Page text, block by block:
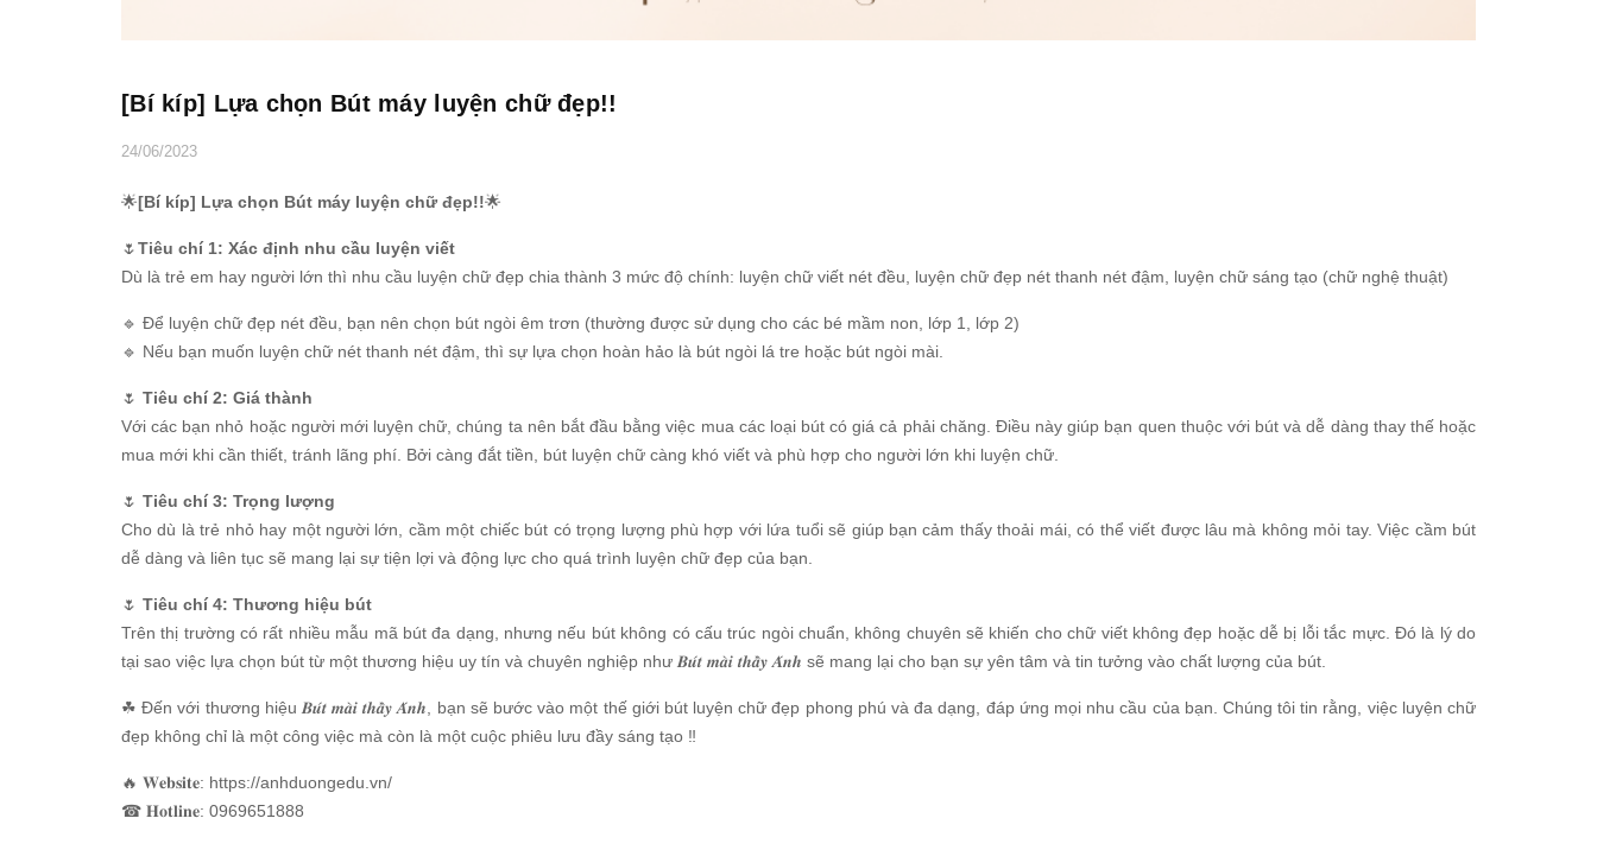
[Bí kíp] Lựa chọn Bút máy luyện chữ đẹp!!
24/06/2023
🌟[Bí kíp] Lựa chọn Bút máy luyện chữ đẹp!!🌟
🌷Tiêu chí 1: Xác định nhu cầu luyện viết
Dù là trẻ em hay người lớn thì nhu cầu luyện chữ đẹp chia thành 3 mức độ chính: luyện chữ viết nét đều, luyện chữ đẹp nét thanh nét đậm, luyện chữ sáng tạo (chữ nghệ thuật)
🔹 Để luyện chữ đẹp nét đều, bạn nên chọn bút ngòi êm trơn (thường được sử dụng cho các bé mầm non, lớp 1, lớp 2)
🔹 Nếu bạn muốn luyện chữ nét thanh nét đậm, thì sự lựa chọn hoàn hảo là bút ngòi lá tre hoặc bút ngòi mài.
🌷 Tiêu chí 2: Giá thành
Với các bạn nhỏ hoặc người mới luyện chữ, chúng ta nên bắt đầu bằng việc mua các loại bút có giá cả phải chăng. Điều này giúp bạn quen thuộc với bút và dễ dàng thay thế hoặc
mua mới khi cần thiết, tránh lãng phí. Bởi càng đắt tiền, bút luyện chữ càng khó viết và phù hợp cho người lớn khi luyện chữ.
🌷 Tiêu chí 3: Trọng lượng
Cho dù là trẻ nhỏ hay một người lớn, cầm một chiếc bút có trọng lượng phù hợp với lứa tuổi sẽ giúp bạn cảm thấy thoải mái, có thể viết được lâu mà không mỏi tay. Việc cầm bút
dễ dàng và liên tục sẽ mang lại sự tiện lợi và động lực cho quá trình luyện chữ đẹp của bạn.
🌷 Tiêu chí 4: Thương hiệu bút
Trên thị trường có rất nhiều mẫu mã bút đa dạng, nhưng nếu bút không có cấu trúc ngòi chuẩn, không chuyên sẽ khiến cho chữ viết không đẹp hoặc dễ bị lỗi tắc mực. Đó là lý do
tại sao việc lựa chọn bút từ một thương hiệu uy tín và chuyên nghiệp như 𝑩𝒖́𝒕 𝒎𝒂̀𝒊 𝒕𝒉𝒂̂̀𝒚 𝑨́𝒏𝒉 sẽ mang lại cho bạn sự yên tâm và tin tưởng vào chất lượng của bút.
☘ Đến với thương hiệu 𝑩𝒖́𝒕 𝒎𝒂̀𝒊 𝒕𝒉𝒂̂̀𝒚 𝑨́𝒏𝒉, bạn sẽ bước vào một thế giới bút luyện chữ đẹp phong phú và đa dạng, đáp ứng mọi nhu cầu của bạn. Chúng tôi tin rằng, việc luyện chữ
đẹp không chỉ là một công việc mà còn là một cuộc phiêu lưu đầy sáng tạo ‼
🔥 𝐖𝐞𝐛𝐬𝐢𝐭𝐞: https://anhduongedu.vn/
☎ 𝐇𝐨𝐭𝐥𝐢𝐧𝐞: 0969651888